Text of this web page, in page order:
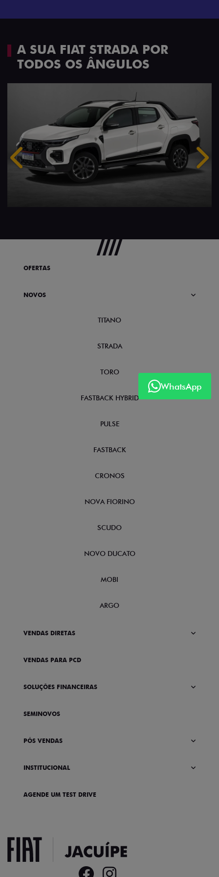
A SUA FIAT STRADA POR
TODOS OS ÂNGULOS
Anterior
WhatsApp
OFERTAS
NOVOS
TITANO
STRADA
TORO
FASTBACK HYBRID
PULSE
FASTBACK
CRONOS
NOVA FIORINO
SCUDO
NOVO DUCATO
MOBI
ARGO
VENDAS DIRETAS
VENDAS PARA PCD
SOLUÇÕES FINANCEIRAS
SEMINOVOS
PÓS VENDAS
INSTITUCIONAL
AGENDE UM TEST DRIVE